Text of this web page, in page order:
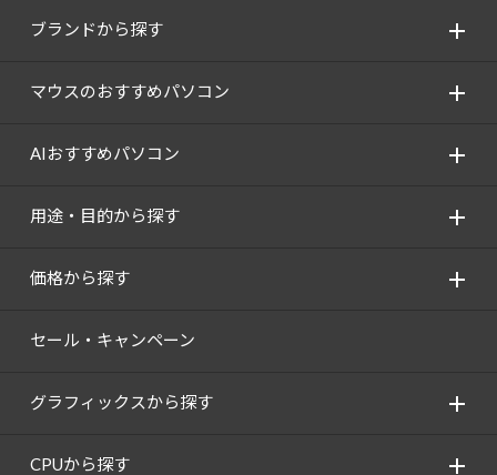
ブランドから探す
マウスのおすすめパソコン
AIおすすめパソコン
用途・目的から探す
価格から探す
セール・キャンペーン
グラフィックスから探す
CPUから探す